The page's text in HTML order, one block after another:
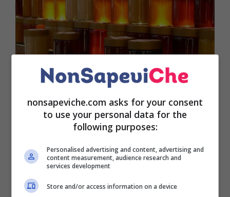
miele non ha un unico
di produzione.Infatti può essere prodotto sia in
pianura , che incollinache inmontagna.Dove è
possibile raccogliere
zona di produzione,ilsaporesarà differente ma
nonsapeviche.com asks for your consent
to use your personal data for the
following purposes:
Personalised advertising and content, advertising and
content measurement, audience research and
services development
Store and/or access information on a device